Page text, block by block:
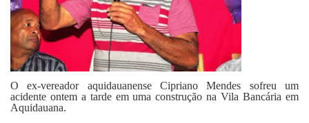
O ex-vereador aquidauanense Cipriano Mendes sofreu um
acidente ontem a tarde em uma construção na Vila Bancária em
Aquidauana.